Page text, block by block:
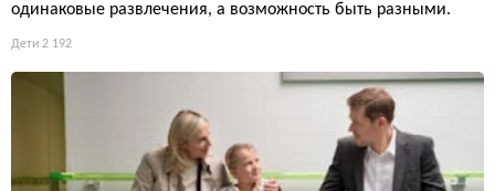
одинаковые развлечения, а возможность быть разными.
Дети 2 192